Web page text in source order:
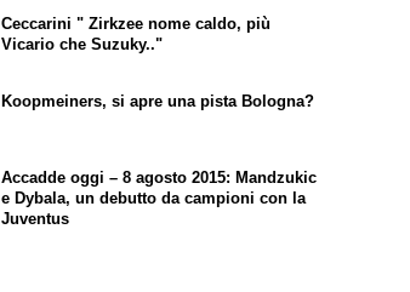
Ceccarini " Zirkzee nome caldo, più
Vicario che Suzuky.."
Koopmeiners, si apre una pista Bologna?
Accadde oggi – 8 agosto 2015: Mandzukic
e Dybala, un debutto da campioni con la
Juventus